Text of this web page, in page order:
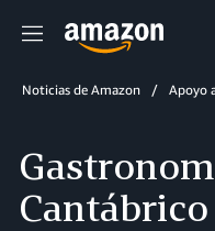
Menú
Noticias de Amazon Apoyo